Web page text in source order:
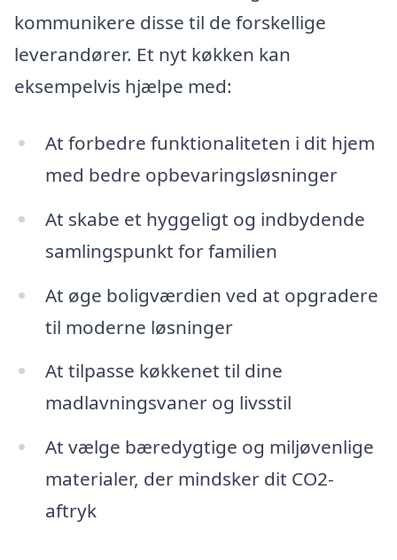
kommunikere disse til de forskellige
leverandører. Et nyt køkken kan
eksempelvis hjælpe med:
At forbedre funktionaliteten i dit hjem
med bedre opbevaringsløsninger
At skabe et hyggeligt og indbydende
samlingspunkt for familien
At øge boligværdien ved at opgradere
til moderne løsninger
At tilpasse køkkenet til dine
madlavningsvaner og livsstil
At vælge bæredygtige og miljøvenlige
materialer, der mindsker dit CO2-
aftryk